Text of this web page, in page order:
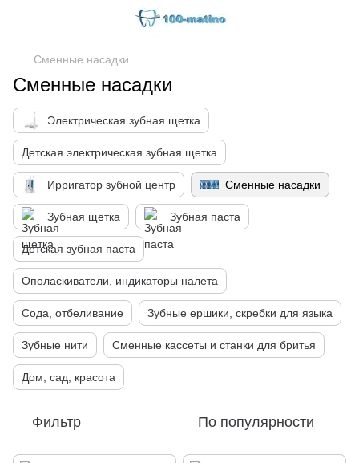
Сменные насадки
Сменные насадки
Электрическая зубная щетка
Детская электрическая зубная щетка
Ирригатор зубной центр Сменные насадки
Зубная щетка Зубная паста
Детская зубная паста
Ополаскиватели, индикаторы налета
Сода, отбеливание Зубные ершики, скребки для языка
Зубные нити Сменные кассеты и станки для бритья
Дом, сад, красота
Фильтр По популярности